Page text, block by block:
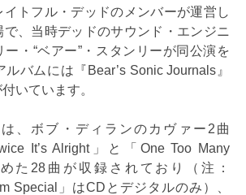
トフル・デッドのメンバーが運営し
、当時デッドのサウンド・エンジニ
・“ベアー”・スタンリーが同公演を
バムには『Bear’s Sonic Journals』
いています。
、ボブ・ディランのカヴァー2曲
It’s Alright」と「One Too Many
た28曲が収録されており（注：
Special」はCDとデジタルのみ）、